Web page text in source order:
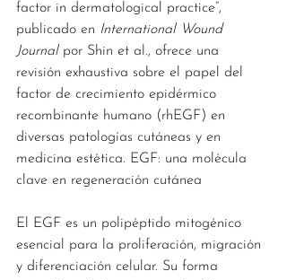
factor in dermatological practice”,
publicado en International Wound
Journal por Shin et al., ofrece una
revisión exhaustiva sobre el papel del
factor de crecimiento epidérmico
recombinante humano (rhEGF) en
diversas patologías cutáneas y en
medicina estética. EGF: una molécula
clave en regeneración cutánea
El EGF es un polipéptido mitogénico
esencial para la proliferación, migración
y diferenciación celular. Su forma